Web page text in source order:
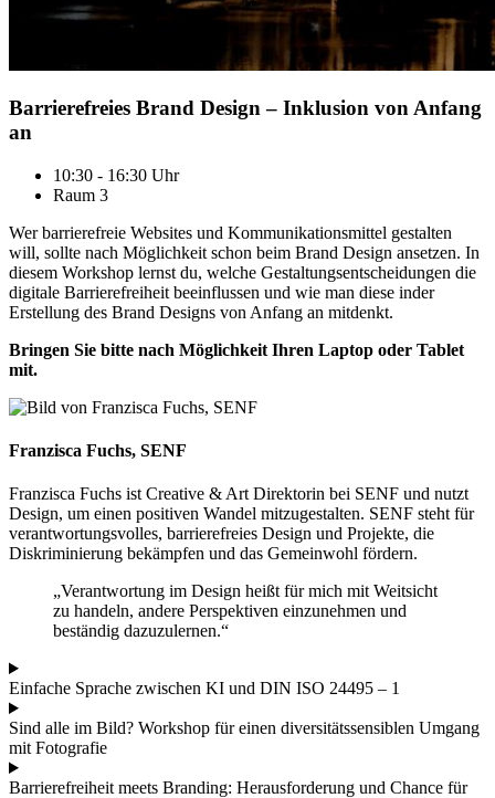
Barrierefreies Brand Design – Inklusion von Anfang
an
10:30 - 16:30 Uhr
Raum 3
Wer barrierefreie Websites und Kommunikationsmittel gestalten
will, sollte nach Möglichkeit schon beim Brand Design ansetzen. In
diesem Workshop lernst du, welche Gestaltungsentscheidungen die
digitale Barrierefreiheit beeinflussen und wie man diese inder
Erstellung des Brand Designs von Anfang an mitdenkt.
Bringen Sie bitte nach Möglichkeit Ihren Laptop oder Tablet
mit.
Franzisca Fuchs, SENF
Franzisca Fuchs ist Creative & Art Direktorin bei SENF und nutzt
Design, um einen positiven Wandel mitzugestalten. SENF steht für
verantwortungsvolles, barrierefreies Design und Projekte, die
Diskriminierung bekämpfen und das Gemeinwohl fördern.
„Verantwortung im Design heißt für mich mit Weitsicht
zu handeln, andere Perspektiven einzunehmen und
beständig dazuzulernen.“
Einfache Sprache zwischen KI und DIN ISO 24495 – 1
Sind alle im Bild? Workshop für einen diversitätssensiblen Umgang
mit Fotografie
Barrierefreiheit meets Branding: Herausforderung und Chance für